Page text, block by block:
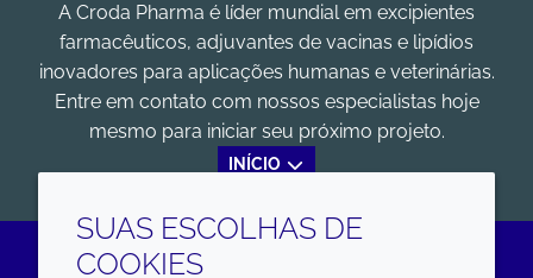
A Croda Pharma é líder mundial em excipientes
farmacêuticos, adjuvantes de vacinas e lipídios
inovadores para aplicações humanas e veterinárias.
Entre em contato com nossos especialistas hoje
mesmo para iniciar seu próximo projeto.
INÍCIO
SUAS ESCOLHAS DE
COOKIES